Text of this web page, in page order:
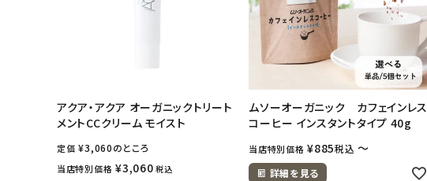
定期購入
オリジナルブランド
アクア・アクア オーガニックトリート
メントCCクリーム モイスト
定価 ¥3,060のところ
当店特別価格 ¥3,060 税込
ムソーオーガニック カフェインレス
コーヒー インスタントタイプ 40g
当店特別価格 ¥885税込 〜
詳細を見る